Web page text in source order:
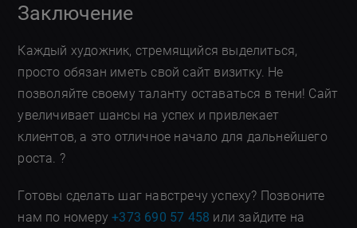
Заключение
Каждый художник, стремящийся выделиться,
просто обязан иметь свой сайт визитку. Не
позволяйте своему таланту оставаться в тени! Сайт
увеличивает шансы на успех и привлекает
клиентов, а это отличное начало для дальнейшего
роста. ?
Готовы сделать шаг навстречу успеху? Позвоните
нам по номеру+373 690 57 458 или зайдите на